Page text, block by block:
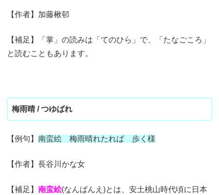
【作者】加藤楸邨
【補足】「掌」の読みは「てのひら」で、「たなごころ」
と読むこともあります。
梅雨晴 / つゆばれ
【例句】南蛮絵 梅雨晴れたれば 歩く様
【作者】長谷川かな女
【補足】南蛮絵(なんばんえ)とは、安土桃山時代頃に日本